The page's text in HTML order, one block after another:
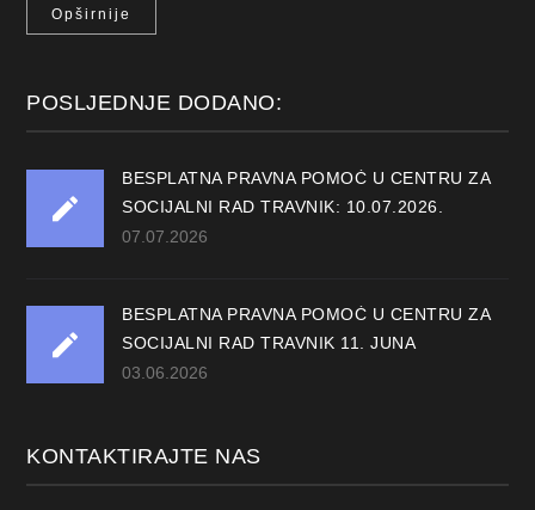
Opširnije
POSLJEDNJE DODANO:
BESPLATNA PRAVNA POMOĆ U CENTRU ZA
SOCIJALNI RAD TRAVNIK: 10.07.2026.
07.07.2026
BESPLATNA PRAVNA POMOĆ U CENTRU ZA
SOCIJALNI RAD TRAVNIK 11. JUNA
03.06.2026
KONTAKTIRAJTE NAS